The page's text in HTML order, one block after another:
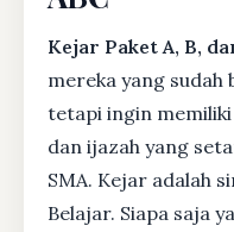
Kejar Paket A, B,
mereka yang sudah
tetapi ingin
dan ijazah yang
SMA. Kejar adalah
Belajar. Siapa saja